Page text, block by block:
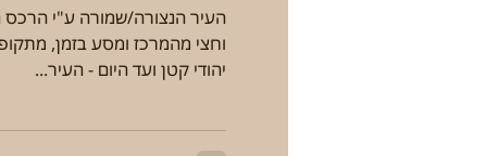
העיר הנצורה/שמורה ע"י
וחצי מהמרכז ומסע בזמן,
יהודי קטן ועד היום - העיר...